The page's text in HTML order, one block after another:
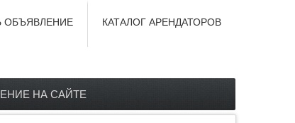
КАТАЛОГ АРЕНДАТОРОВ
ОБЪЯВЛЕНИЕ
НА САЙТЕ